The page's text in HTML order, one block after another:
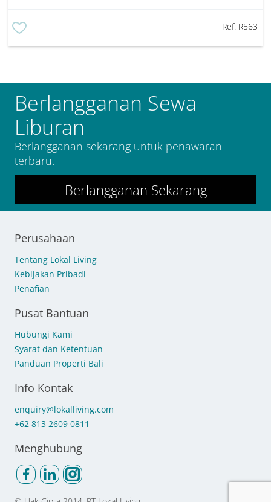
Ref: R563
Berlangganan Sewa
Liburan
Berlangganan sekarang untuk penawaran
terbaru.
Berlangganan Sekarang
Perusahaan
Tentang Lokal Living
Kebijakan Pribadi
Penafian
Pusat Bantuan
Hubungi Kami
Syarat dan Ketentuan
Panduan Properti Bali
Info Kontak
enquiry@lokalliving.com
+62 813 2609 0811
Menghubung